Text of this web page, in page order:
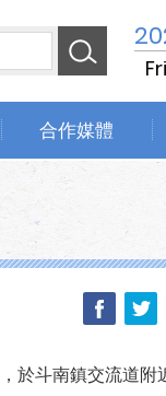
合作媒體
於斗南鎮交流道附